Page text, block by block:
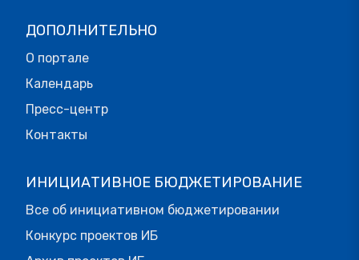
ДОПОЛНИТЕЛЬНО
О портале
Календарь
Пресс-центр
Контакты
ИНИЦИАТИВНОЕ БЮДЖЕТИРОВАНИЕ
Все об инициативном бюджетировании
Конкурс проектов ИБ